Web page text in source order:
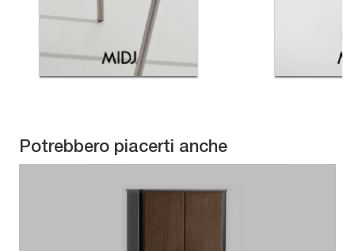
Potrebbero piacerti anche